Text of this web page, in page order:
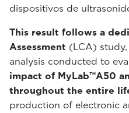
dispositivos de
This result follows a
Assessment (LCA)
analysis conducted to
impact of MyLab™A50
throughout the entire
production of electronic